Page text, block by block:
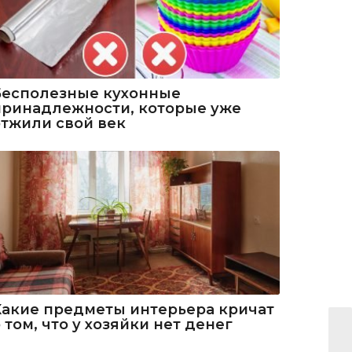
кухонные
которые уже
свой век
предметы интерьера кричат
том, что у хозяйки нет денег